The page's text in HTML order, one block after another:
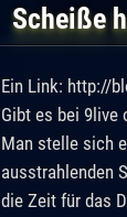
Scheiße
Ein Link: http://
Gibt es bei 9live
Man stelle sich
ausstrahlenden
die Zeit für das